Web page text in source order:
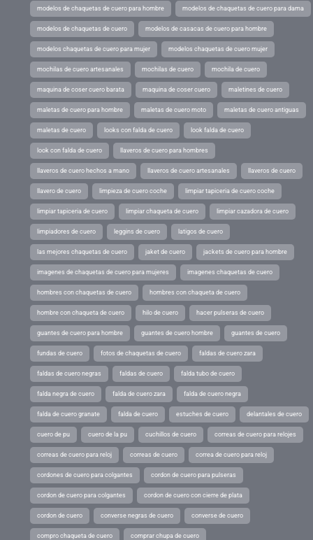
modelos de chaquetas de cuero para hombre modelos de chaquetas de cuero para dama
modelos de chaquetas de cuero modelos de casacas de cuero para hombre
modelos chaquetas de cuero para mujer modelos chaquetas de cuero mujer
mochilas de cuero artesanales mochilas de cuero mochila de cuero
maquina de coser cuero barata maquina de coser cuero maletines de cuero
maletas de cuero para hombre maletas de cuero moto maletas de cuero antiguas
maletas de cuero looks con falda de cuero look falda de cuero
look con falda de cuero llaveros de cuero para hombres
llaveros de cuero hechos a mano llaveros de cuero artesanales llaveros de cuero
llavero de cuero limpieza de cuero coche limpiar tapiceria de cuero coche
limpiar tapiceria de cuero limpiar chaqueta de cuero limpiar cazadora de cuero
limpiadores de cuero leggins de cuero latigos de cuero
las mejores chaquetas de cuero jaket de cuero jackets de cuero para hombre
imagenes de chaquetas de cuero para mujeres imagenes chaquetas de cuero
hombres con chaquetas de cuero hombres con chaqueta de cuero
hombre con chaqueta de cuero hilo de cuero hacer pulseras de cuero
guantes de cuero para hombre guantes de cuero hombre guantes de cuero
fundas de cuero fotos de chaquetas de cuero faldas de cuero zara
faldas de cuero negras faldas de cuero falda tubo de cuero
falda negra de cuero falda de cuero zara falda de cuero negra
falda de cuero granate falda de cuero estuches de cuero delantales de cuero
cuero de pu cuero de la pu cuchillos de cuero correas de cuero para relojes
correas de cuero para reloj correas de cuero correa de cuero para reloj
cordones de cuero para colgantes cordon de cuero para pulseras
cordon de cuero para colgantes cordon de cuero con cierre de plata
cordon de cuero converse negras de cuero converse de cuero
compro chaqueta de cuero comprar chupa de cuero